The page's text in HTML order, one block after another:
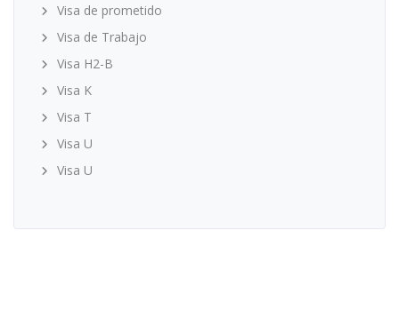
Visa de prometido
Visa de Trabajo
Visa H2-B
Visa K
Visa T
Visa U
Visa U